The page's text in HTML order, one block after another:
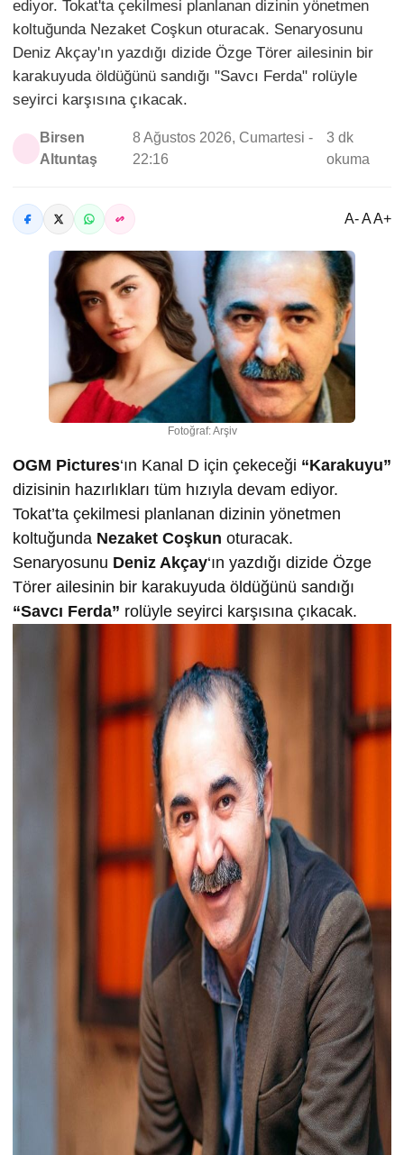
ediyor. Tokat'ta çekilmesi planlanan dizinin yönetmen
koltuğunda Nezaket Coşkun oturacak. Senaryosunu
Deniz Akçay'ın yazdığı dizide Özge Törer ailesinin bir
karakuyuda öldüğünü sandığı "Savcı Ferda" rolüyle
seyirci karşısına çıkacak.
Birsen
Altuntaş
8 Ağustos 2026, Cumartesi -
22:16
3 dk
okuma
A- A A+
Fotoğraf: Arşiv
OGM Pictures‘ın Kanal D için çekeceği “Karakuyu”
dizisinin hazırlıkları tüm hızıyla devam ediyor.
Tokat’ta çekilmesi planlanan dizinin yönetmen
koltuğunda Nezaket Coşkun oturacak.
Senaryosunu Deniz Akçay‘ın yazdığı dizide Özge
Törer ailesinin bir karakuyuda öldüğünü sandığı
“Savcı Ferda” rolüyle seyirci karşısına çıkacak.